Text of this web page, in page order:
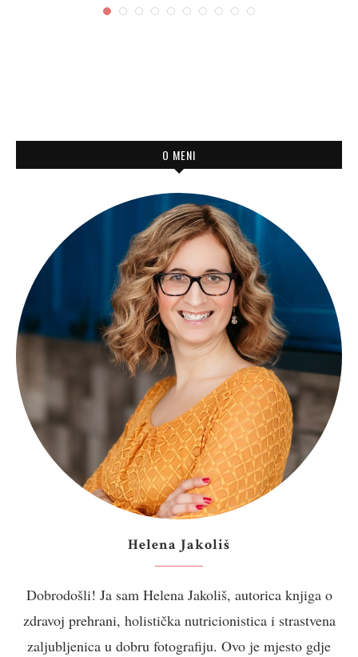
O MENI
Helena Jakoliš
Dobrodošli! Ja sam Helena Jakoliš, autorica knjiga o
zdravoj prehrani, holistička nutricionistica i strastvena
zaljubljenica u dobru fotografiju. Ovo je mjesto gdje